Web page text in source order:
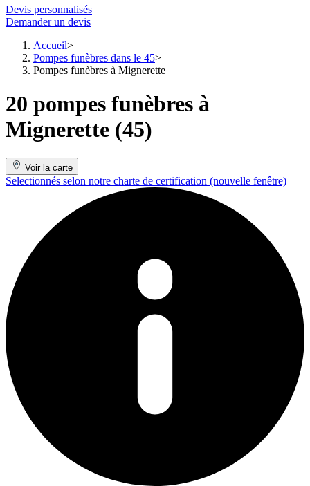
Devis personnalisés
Demander un devis
Accueil
Pompes funèbres dans le 45
Pompes funèbres à Mignerette
20 pompes funèbres à
Mignerette (45)
Voir la carte
Selectionnés selon notre charte de certification (nouvelle fenêtre)